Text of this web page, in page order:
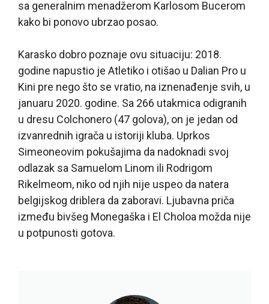
sa generalnim menadžerom Karlosom Bucerom
kako bi ponovo ubrzao posao.
Karasko dobro poznaje ovu situaciju: 2018.
godine napustio je Atletiko i otišao u Dalian Pro u
Kini pre nego što se vratio, na iznenađenje svih, u
januaru 2020. godine. Sa 266 utakmica odigranih
u dresu Colchonero (47 golova), on je jedan od
izvanrednih igrača u istoriji kluba. Uprkos
Simeoneovim pokušajima da nadoknadi svoj
odlazak sa Samuelom Linom ili Rodrigom
Rikelmeom, niko od njih nije uspeo da natera
belgijskog driblera da zaboravi. Ljubavna priča
između bivšeg Monegaška i El Choloa možda nije
u potpunosti gotova.